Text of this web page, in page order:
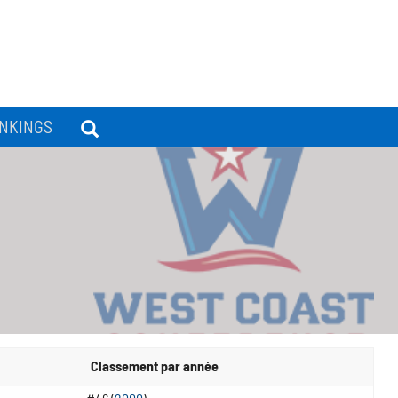
Classement par année